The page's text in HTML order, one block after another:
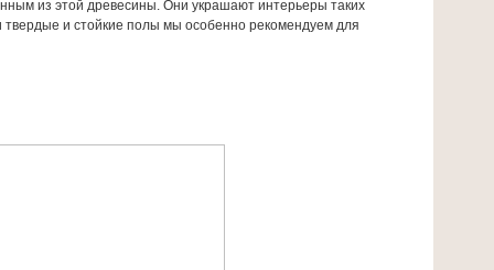
из этой древесины. Они украшают интерьеры таких
и стойкие полы мы особенно рекомендуем для